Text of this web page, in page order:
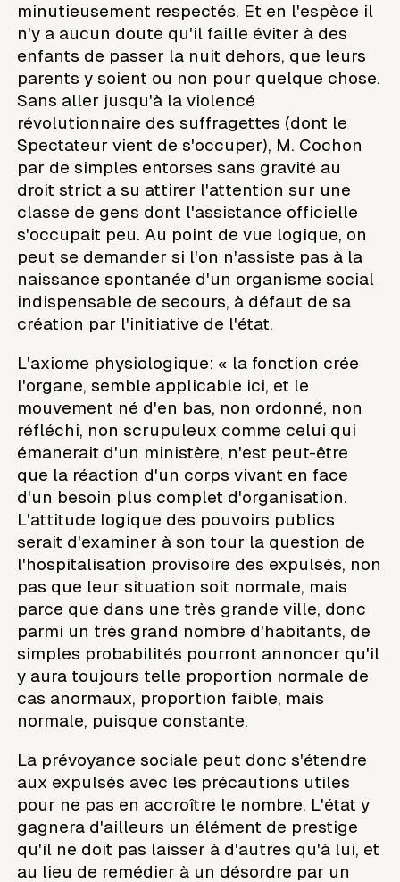
minutieusement respectés. Et en l'espèce il
n'y a aucun doute qu'il faille éviter à des
enfants de passer la nuit dehors, que leurs
parents y soient ou non pour quelque chose.
Sans aller jusqu'à la violencé
révolutionnaire des suffragettes (dont le
Spectateur vient de s'occuper), M. Cochon
par de simples entorses sans gravité au
droit strict a su attirer l'attention sur une
classe de gens dont l'assistance officielle
s'occupait peu. Au point de vue logique, on
peut se demander si l'on n'assiste pas à la
naissance spontanée d'un organisme social
indispensable de secours, à défaut de sa
création par l'initiative de l'état.
L'axiome physiologique: « la fonction crée
l'organe, semble applicable ici, et le
mouvement né d'en bas, non ordonné, non
réfléchi, non scrupuleux comme celui qui
émanerait d'un ministère, n'est peut-être
que la réaction d'un corps vivant en face
d'un besoin plus complet d'organisation.
L'attitude logique des pouvoirs publics
serait d'examiner à son tour la question de
l'hospitalisation provisoire des expulsés, non
pas que leur situation soit normale, mais
parce que dans une très grande ville, donc
parmi un très grand nombre d'habitants, de
simples probabilités pourront annoncer qu'il
y aura toujours telle proportion normale de
cas anormaux, proportion faible, mais
normale, puisque constante.
La prévoyance sociale peut donc s'étendre
aux expulsés avec les précautions utiles
pour ne pas en accroître le nombre. L'état y
gagnera d'ailleurs un élément de prestige
qu'il ne doit pas laisser à d'autres qu'à lui, et
au lieu de remédier à un désordre par un